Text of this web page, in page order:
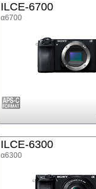
ILCE-6700
α6700
ILCE-6300
α6300